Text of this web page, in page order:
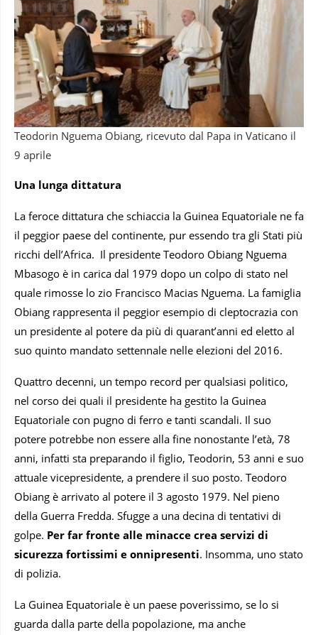
Teodorin Nguema Obiang, ricevuto dal Papa in Vaticano il
9 aprile
Una lunga dittatura
La feroce dittatura che schiaccia la Guinea Equatoriale ne fa
il peggior paese del continente, pur essendo tra gli Stati più
ricchi dell’Africa. Il presidente Teodoro Obiang Nguema
Mbasogo è in carica dal 1979 dopo un colpo di stato nel
quale rimosse lo zio Francisco Macias Nguema. La famiglia
Obiang rappresenta il peggior esempio di cleptocrazia con
un presidente al potere da più di quarant’anni ed eletto al
suo quinto mandato settennale nelle elezioni del 2016.
Quattro decenni, un tempo record per qualsiasi politico,
nel corso dei quali il presidente ha gestito la Guinea
Equatoriale con pugno di ferro e tanti scandali. Il suo
potere potrebbe non essere alla fine nonostante l’età, 78
anni, infatti sta preparando il figlio, Teodorin, 53 anni e suo
attuale vicepresidente, a prendere il suo posto. Teodoro
Obiang è arrivato al potere il 3 agosto 1979. Nel pieno
della Guerra Fredda. Sfugge a una decina di tentativi di
golpe. Per far fronte alle minacce crea servizi di
sicurezza fortissimi e onnipresenti. Insomma, uno stato
di polizia.
La Guinea Equatoriale è un paese poverissimo, se lo si
guarda dalla parte della popolazione, ma anche